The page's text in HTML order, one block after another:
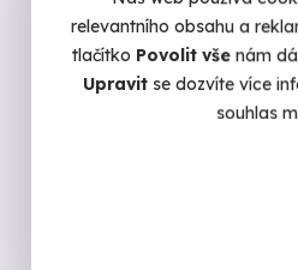
relevantního obsahu a
tlačítko Povolit vše nám
Upravitse dozvíte více
souhlas
4
196
31